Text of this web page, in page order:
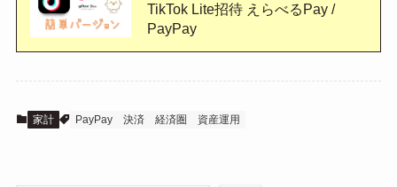
TikTok Lite招待 えらべるPay /
PayPay
家計 PayPay 決済 経済圏 資産運用